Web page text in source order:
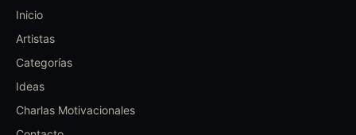
Inicio
Artistas
Categorías
Ideas
Charlas Motivacionales